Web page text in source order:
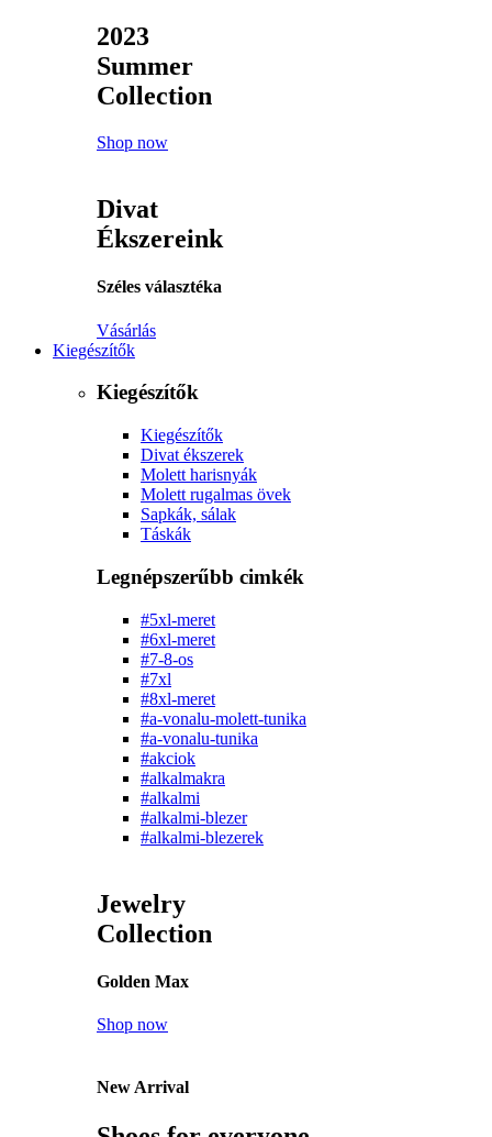
2023
Summer
Collection
Shop now
Divat
Ékszereink
Széles választéka
Vásárlás
Kiegészítők
Kiegészítők
Kiegészítők
Divat ékszerek
Molett harisnyák
Molett rugalmas övek
Sapkák, sálak
Táskák
Legnépszerűbb cimkék
#5xl-meret
#6xl-meret
#7-8-os
#7xl
#8xl-meret
#a-vonalu-molett-tunika
#a-vonalu-tunika
#akciok
#alkalmakra
#alkalmi
#alkalmi-blezer
#alkalmi-blezerek
Jewelry
Collection
Golden Max
Shop now
New Arrival